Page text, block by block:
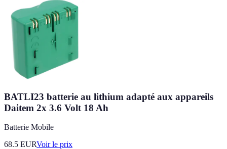
BATLI23 batterie au lithium adapté aux appareils
Daitem 2x 3.6 Volt 18 Ah
Batterie Mobile
68.5 EURVoir le prix